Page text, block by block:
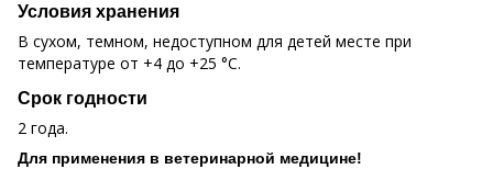
Условия хранения
В сухом, темном, недоступном для детей месте при
температуре от +4 до +25 °C.
Срок годности
2 года.
Для применения в ветеринарной медицине!